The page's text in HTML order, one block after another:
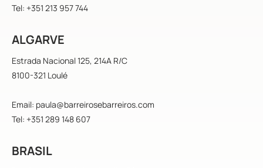
Tel: +351 213 957 744
ALGARVE
Estrada Nacional 125, 214A R/C
8100-321 Loulé
Email: paula@barreirosebarreiros.com
Tel: +351 289 148 607
BRASIL